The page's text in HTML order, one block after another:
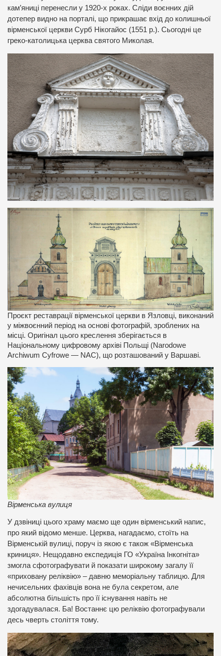
кам’яниці перенесли у 1920-х роках. Сліди воєнних дій
дотепер видно на порталі, що прикрашає вхід до колишньої
вірменської церкви Сурб Нікогайос (1551 р.). Сьогодні це
греко-католицька церква святого Миколая.
Проєкт реставрації вірменської церкви в Язловці, виконаний
у міжвоєнний період на основі фотографій, зроблених на
місці. Оригінал цього креслення зберігається в
Національному цифровому архіві Польщі (Narodowe
Archiwum Cyfrowe — NAC), що розташований у Варшаві.
Вірменська вулиця
У дзвіниці цього храму маємо ще один вірменський напис,
про який відомо менше. Церква, нагадаємо, стоїть на
Вірменській вулиці, поруч із якою є також «Вірменська
криниця». Нещодавно експедиція ГО «Україна Інкогніта»
змогла сфотографувати й показати широкому загалу її
«приховану реліквію» – давню меморіальну таблицю. Для
нечисельних фахівців вона не була секретом, але
абсолютна більшість про її існування навіть не
здогадувалася. Ба! Востаннє цю реліквію фотографували
десь чверть століття тому.